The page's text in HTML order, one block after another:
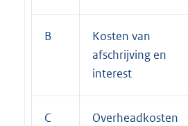
B
Kosten van
afschrijving en
interest
C Overheadkosten